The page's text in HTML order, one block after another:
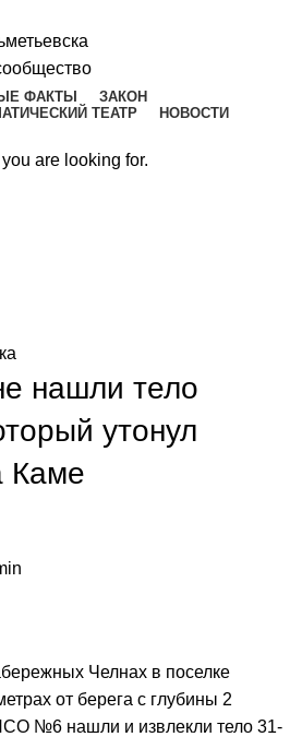
ФАКТЫ
ЗАКОН
ТЕАТР
НОВОСТИ
нашли тело
утонул
Каме
Челнах в поселке
от берега с глубины 2
№6 нашли и извлекли тело 31-
are looking for.